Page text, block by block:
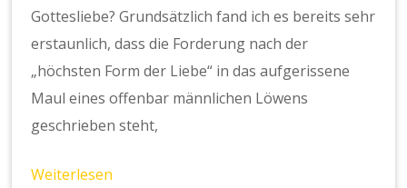
Gottesliebe? Grundsätzlich fand ich es bereits sehr
erstaunlich, dass die Forderung nach der
„höchsten Form der Liebe“ in das aufgerissene
Maul eines offenbar männlichen Löwens
geschrieben steht,
Weiterlesen